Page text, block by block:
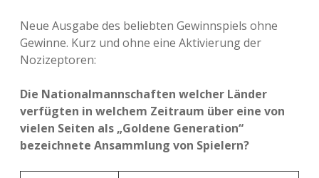
Neue Ausgabe des beliebten Gewinnspiels ohne
Gewinne. Kurz und ohne eine Aktivierung der
Nozizeptoren:
Die Nationalmannschaften welcher Länder
verfügten in welchem Zeitraum über eine von
vielen Seiten als „Goldene Generation“
bezeichnete Ansammlung von Spielern?